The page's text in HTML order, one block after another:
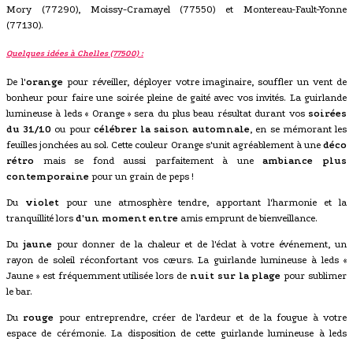
Mory (77290), Moissy-Cramayel (77550) et Montereau-Fault-Yonne
(77130).
Quelques idées à Chelles (77500) :
De l'orangepour réveiller, déployer votre imaginaire, souffler un vent de
bonheur pour faire une soirée pleine de gaité avec vos invités. La guirlande
lumineuse à leds « Orange » sera du plus beau résultat durant vos soirées
du 31/10 ou pour célébrer la saison automnale, en se mémorant les
feuilles jonchées au sol. Cette couleur Orange s'unit agréablement à une déco
rétro mais se fond aussi parfaitement à uneambiance plus
contemporaine pour un grain de peps !
Du violetpour une atmosphère tendre, apportant l'harmonie et la
tranquillité lors d'un moment entre amis emprunt de bienveillance.
Du jaunepour donner de la chaleur et de l'éclat à votre événement, un
rayon de soleil réconfortant vos cœurs. La guirlande lumineuse à leds «
Jaune » est fréquemment utilisée lors de nuit sur la plage pour sublimer
le bar.
Du rouge pour entreprendre, créer de l'ardeur et de la fougue à votre
espace de cérémonie. La disposition de cette guirlande lumineuse à leds